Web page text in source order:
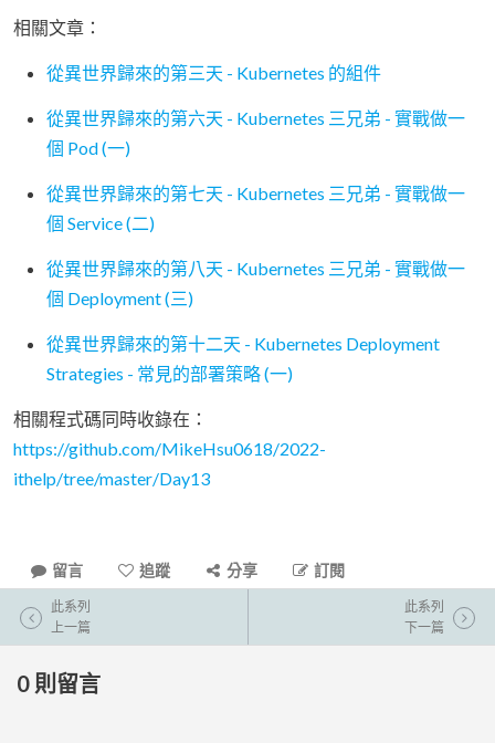
相關文章：
從異世界歸來的第三天 - Kubernetes 的組件
從異世界歸來的第六天 - Kubernetes 三兄弟 - 實戰做一
個 Pod (一)
從異世界歸來的第七天 - Kubernetes 三兄弟 - 實戰做一
個 Service (二)
從異世界歸來的第八天 - Kubernetes 三兄弟 - 實戰做一
個 Deployment (三)
從異世界歸來的第十二天 - Kubernetes Deployment
Strategies - 常見的部署策略 (一)
相關程式碼同時收錄在：
https://github.com/MikeHsu0618/2022-
ithelp/tree/master/Day13
留言 追蹤 分享 訂閱
此系列
上一篇
此系列
下一篇
0 則留言